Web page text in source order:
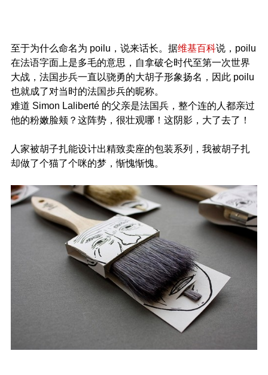
至于为什么命名为 poilu，说来话长。据维基百科说，poilu
在法语字面上是多毛的意思，自拿破仑时代至第一次世界
大战，法国步兵一直以骁勇的大胡子形象扬名，因此 poilu
也就成了对当时的法国步兵的昵称。
难道 Simon Laliberté 的父亲是法国兵，整个连的人都亲过
他的粉嫩脸颊？这阵势，很壮观哪！这阴影，大了去了！
人家被胡子扎能设计出精致卖座的包装系列，我被胡子扎
却做了个猫了个咪的梦，惭愧惭愧。